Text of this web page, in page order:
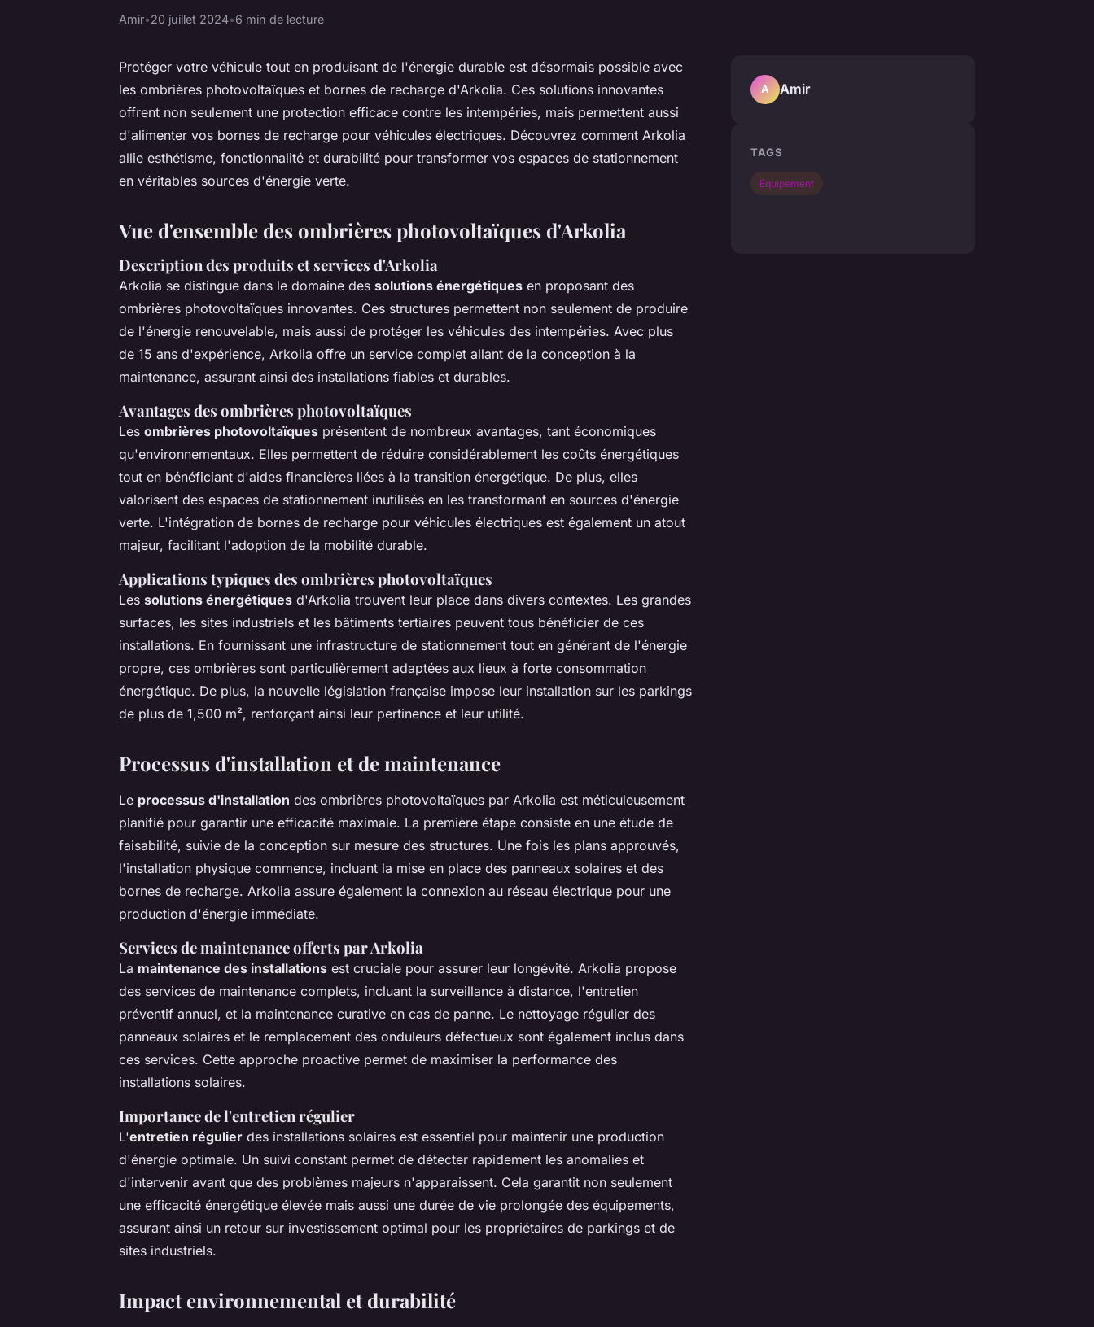
Amir•20 juillet 2024•6 min de lecture
Protéger votre véhicule tout en produisant de l'énergie durable est désormais possible avec
les ombrières photovoltaïques et bornes de recharge d'Arkolia. Ces solutions innovantes
offrent non seulement une protection efficace contre les intempéries, mais permettent aussi
d'alimenter vos bornes de recharge pour véhicules électriques. Découvrez comment Arkolia
allie esthétisme, fonctionnalité et durabilité pour transformer vos espaces de stationnement
en véritables sources d'énergie verte.
Vue d'ensemble des ombrières photovoltaïques d'Arkolia
Description des produits et services d'Arkolia
Arkolia se distingue dans le domaine des solutions énergétiques en proposant des
ombrières photovoltaïques innovantes. Ces structures permettent non seulement de produire
de l'énergie renouvelable, mais aussi de protéger les véhicules des intempéries. Avec plus
de 15 ans d'expérience, Arkolia offre un service complet allant de la conception à la
maintenance, assurant ainsi des installations fiables et durables.
Avantages des ombrières photovoltaïques
Les ombrières photovoltaïques présentent de nombreux avantages, tant économiques
qu'environnementaux. Elles permettent de réduire considérablement les coûts énergétiques
tout en bénéficiant d'aides financières liées à la transition énergétique. De plus, elles
valorisent des espaces de stationnement inutilisés en les transformant en sources d'énergie
verte. L'intégration de bornes de recharge pour véhicules électriques est également un atout
majeur, facilitant l'adoption de la mobilité durable.
Applications typiques des ombrières photovoltaïques
Les solutions énergétiques d'Arkolia trouvent leur place dans divers contextes. Les grandes
surfaces, les sites industriels et les bâtiments tertiaires peuvent tous bénéficier de ces
installations. En fournissant une infrastructure de stationnement tout en générant de l'énergie
propre, ces ombrières sont particulièrement adaptées aux lieux à forte consommation
énergétique. De plus, la nouvelle législation française impose leur installation sur les parkings
de plus de 1,500 m², renforçant ainsi leur pertinence et leur utilité.
Processus d'installation et de maintenance
Le processus d'installation des ombrières photovoltaïques par Arkolia est méticuleusement
planifié pour garantir une efficacité maximale. La première étape consiste en une étude de
faisabilité, suivie de la conception sur mesure des structures. Une fois les plans approuvés,
l'installation physique commence, incluant la mise en place des panneaux solaires et des
bornes de recharge. Arkolia assure également la connexion au réseau électrique pour une
production d'énergie immédiate.
Services de maintenance offerts par Arkolia
La maintenance des installations est cruciale pour assurer leur longévité. Arkolia propose
des services de maintenance complets, incluant la surveillance à distance, l'entretien
préventif annuel, et la maintenance curative en cas de panne. Le nettoyage régulier des
panneaux solaires et le remplacement des onduleurs défectueux sont également inclus dans
ces services. Cette approche proactive permet de maximiser la performance des
installations solaires.
Importance de l'entretien régulier
L'entretien régulier des installations solaires est essentiel pour maintenir une production
d'énergie optimale. Un suivi constant permet de détecter rapidement les anomalies et
d'intervenir avant que des problèmes majeurs n'apparaissent. Cela garantit non seulement
une efficacité énergétique élevée mais aussi une durée de vie prolongée des équipements,
assurant ainsi un retour sur investissement optimal pour les propriétaires de parkings et de
sites industriels.
Impact environnemental et durabilité
A Amir
TAGS
Équipement